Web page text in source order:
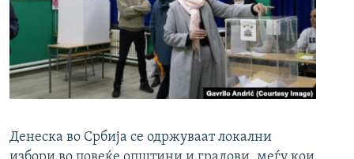
Денеска во Србија се одржуваат локални